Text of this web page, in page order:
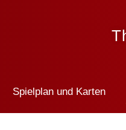
Spielplan und Karten